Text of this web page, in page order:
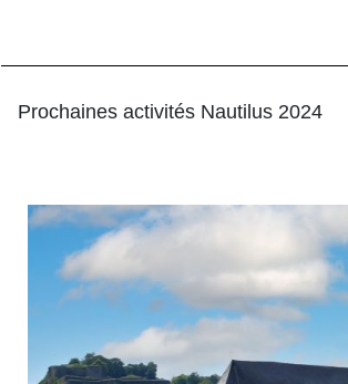
Prochaines activités Nautilus 2024